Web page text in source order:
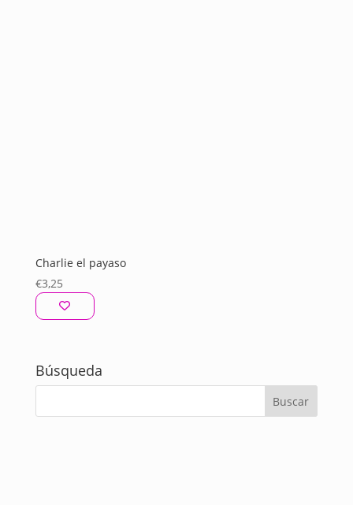
Charlie el payaso
€3,25
Búsqueda